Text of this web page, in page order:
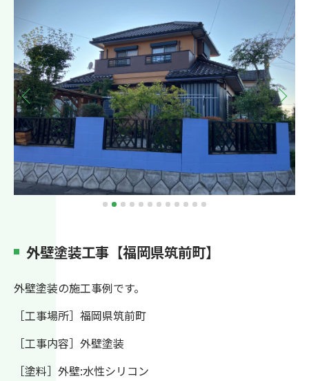
外壁塗装工事【福岡県筑前町】
外壁塗装の施工事例です。
［工事場所］福岡県筑前町
［工事内容］外壁塗装
［塗料］外壁:水性シリコン